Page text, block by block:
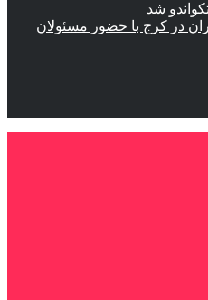
شد
در کرج با حضور مسئولان